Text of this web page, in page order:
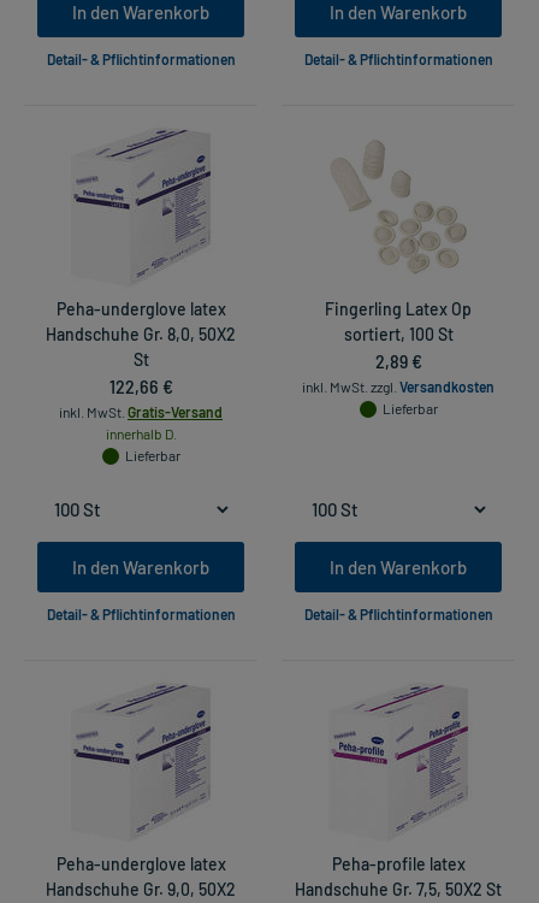
In den Warenkorb
Detail- & Pflichtinformationen
In den Warenkorb
Detail- & Pflichtinformationen
Peha-underglove latex
Handschuhe Gr. 8,0, 50X2
St
122,66 €
inkl. MwSt. Gratis-Versand
innerhalb D.
Lieferbar
In den Warenkorb
Detail- & Pflichtinformationen
Fingerling Latex Op
sortiert, 100 St
2,89 €
inkl. MwSt. zzgl. Versandkosten
Lieferbar
In den Warenkorb
Detail- & Pflichtinformationen
Peha-underglove latex
Handschuhe Gr. 9,0, 50X2
Peha-profile latex
Handschuhe Gr. 7,5, 50X2 St